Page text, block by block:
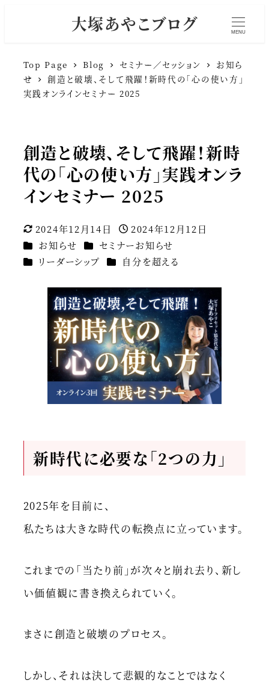
大塚あやこブログ MENU
Top Page Blog セミナー／セッション
お知ら
せ
創造と破壊、そして飛躍！新時代の「心の使い方」
実践オンラインセミナー 2025
創造と破壊、そして飛躍！新時
代の「心の使い方」実践オンラ
インセミナー 2025
更新日
2024年12月14日
投稿日
2024年12月12日
カテゴリー
お知らせ カテゴリー
セミナーお知らせ
カテゴリー
リーダーシップ カテゴリー
自分を超える
新時代に必要な「2つの力」
2025年を目前に、
私たちは大きな時代の転換点に立っています。
これまでの「当たり前」が次々と崩れ去り、新し
い価値観に書き換えられていく。
まさに創造と破壊のプロセス。
しかし、それは決して悲観的なことではなく